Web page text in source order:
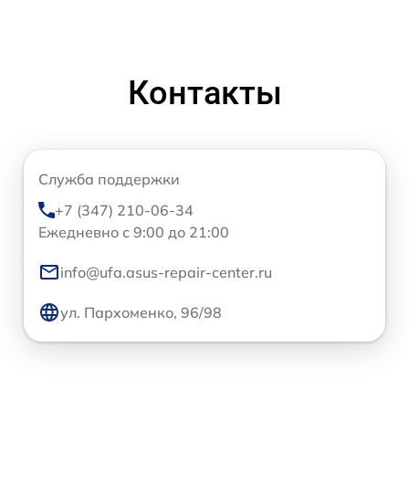
Контакты
Служба поддержки
+7 (347) 210-06-34
Ежедневно с 9:00 до 21:00
info@ufa.asus-repair-center.ru
ул. Пархоменко, 96/98